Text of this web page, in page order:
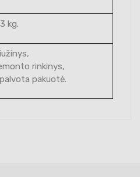
kg.
rinkinys,
pakuotė.